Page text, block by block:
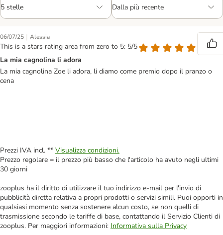
06/07/25 | Alessia
This is a stars rating area from zero to 5: 5/5
La mia cagnolina li adora
La mia cagnolina Zoe li adora, li diamo come premio dopo il pranzo o
cena
Prezzi IVA incl. ** Visualizza condizioni.
Prezzo regolare = il prezzo più basso che l'articolo ha avuto negli ultimi
30 giorni
zooplus ha il diritto di utilizzare il tuo indirizzo e-mail per l'invio di
pubblicità diretta relativa a propri prodotti o servizi simili. Puoi opporti in
qualsiasi momento senza sostenere alcun costo, se non quelli di
trasmissione secondo le tariffe di base, contattando il Servizio Clienti di
zooplus. Per maggiori informazioni: Informativa sulla Privacy